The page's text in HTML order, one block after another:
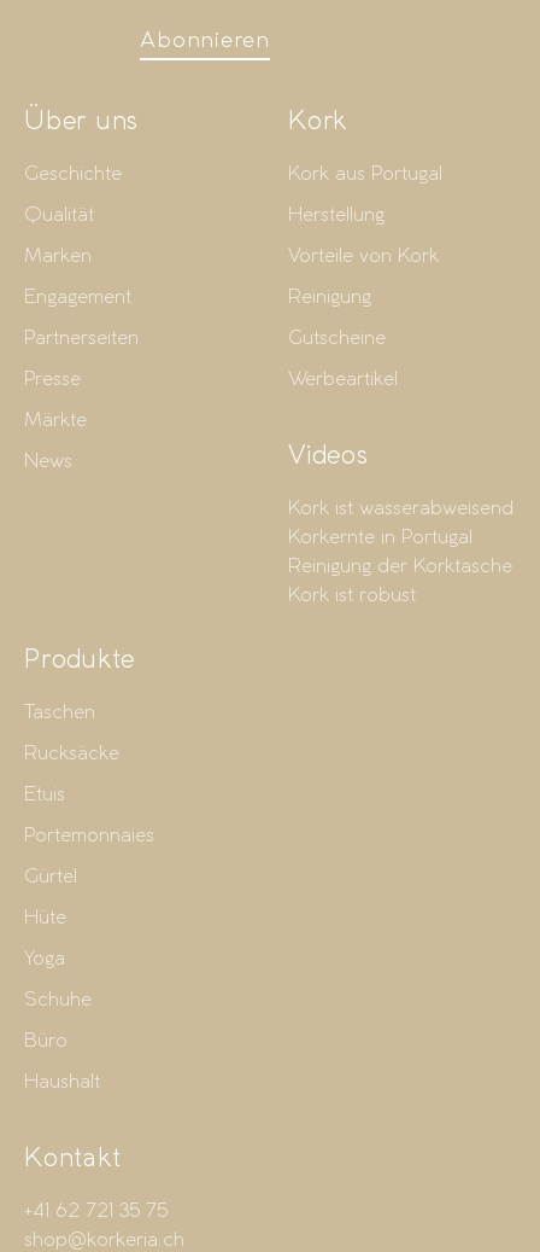
Abonnieren
Über uns
Geschichte
Qualität
Marken
Engagement
Partnerseiten
Presse
Märkte
News
Kork
Kork aus Portugal
Herstellung
Vorteile von Kork
Reinigung
Gutscheine
Werbeartikel
Videos
Kork ist wasserabweisend
Korkernte in Portugal
Reinigung der Korktasche
Kork ist robust
Produkte
Taschen
Rucksäcke
Etuis
Portemonnaies
Gürtel
Hüte
Yoga
Schuhe
Büro
Haushalt
Kontakt
+41 62 721 35 75
shop@korkeria.ch